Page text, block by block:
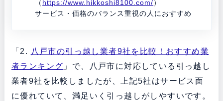
（ https://www.hikkoshi8100.com/）
サービス・価格のバランス重視の人におすすめ
「2. 八戸市の引っ越し業者9社を比較！おすすめ業
者ランキング 」で、八戸市に対応している引っ越し
業者9社を比較しましたが、上記5社はサービス面
に優れていて、満足いく引っ越しがしやすいです。